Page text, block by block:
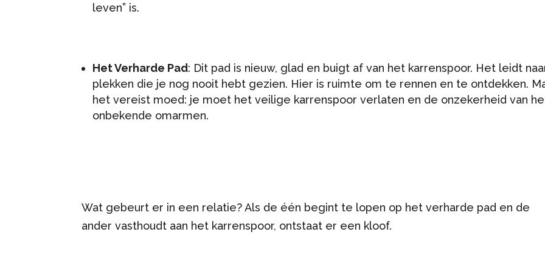
leven” is.
Het Verharde Pad: Dit pad is nieuw, glad en buigt af van het karrenspoor. Het leidt
plekken die je nog nooit hebt gezien. Hier is ruimte om te rennen en te ontdekken.
het vereist moed: je moet het veilige karrenspoor verlaten en de onzekerheid van
onbekende omarmen.
Wat gebeurt er in een relatie? Als de één begint te lopen op het verharde pad en de
ander vasthoudt aan het karrenspoor, ontstaat er een kloof.